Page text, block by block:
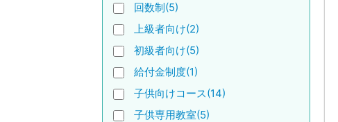
回数制(5)
上級者向け(2)
初級者向け(5)
給付金制度(1)
子供向けコース(14)
子供専用教室(5)